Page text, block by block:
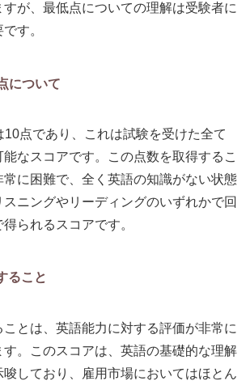
が、最低点についての理解は受験者に
す。
について
点であり、これは試験を受けた全て
なスコアです。この点数を取得するこ
常に困難で、全く英語の知識がない状態
ニングやリーディングのいずれかで回
られるスコアです。
ること
とは、英語能力に対する評価が非常に
。このスコアは、英語の基礎的な理解
しており、雇用市場においてはほとん